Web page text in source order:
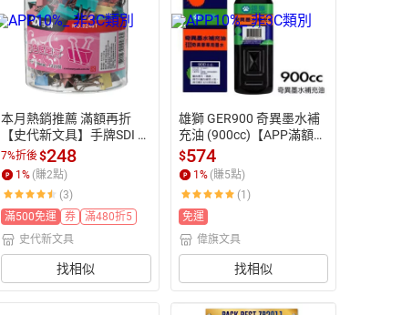
本月熱銷推薦 滿額再折
【史代新文具】手牌SDI 0
246T彩色長尾夾19mm×1
44支
7%折後$248
1% (賺2點)
(3)
滿500免運
券
滿480折5
史代新文具
找相似
雄獅 GER900 奇異墨水補
充油 (900cc)【APP滿額下
單10%點數(單一帳號最高
1500點)】8/31止
$574
1 % (賺5點)
(1)
免運
偉旗文具
找相似